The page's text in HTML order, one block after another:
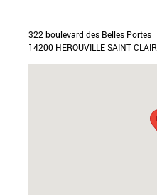
322 boulevard des Belles Portes
14200 HEROUVILLE SAINT CLAIR